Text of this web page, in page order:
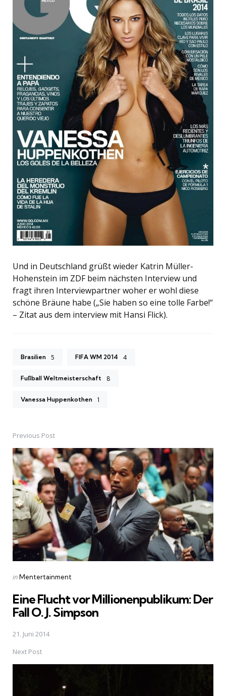
Und in Deutschland grüßt wieder Katrin Müller-
Hohenstein im ZDF beim nächsten Interview und
fragt ihren Interviewpartner woher er wohl diese
schöne Bräune habe („Sie haben so eine tolle Farbe!“
– Zitat aus dem interview mit Hansi Flick).
Brasilien 5 FIFA WM 2014 4
Fußball Weltmeisterschaft 8
Vanessa Huppenkothen 1
Post
navigation
Previous Post
Posted
inMentertainment
Eine Flucht vor Millionenpublikum: Der
Fall O. J. Simpson
21. Juni 2014
Next Post